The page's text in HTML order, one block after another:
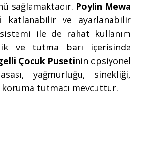
sağlamaktadır. Poylin Mewa
katlanabilir ve ayarlanabilir
ile de rahat kullanım
ve tutma barı içerisinde
Çocuk Pusetinin opsiyonel
yağmurluğu, sinekliği,
koruma tutmacı mevcuttur.